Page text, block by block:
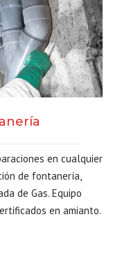
en cualquier
de fontanería,
de Gas. Equipo
en amianto.